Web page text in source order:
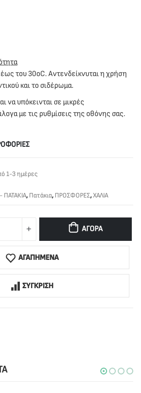
του 30oC. Αντενδείκνυται η χρήση
και το σιδέρωμα.
να υπόκεινται σε μικρές
με τις ρυθμίσεις της οθόνης σας.
1-3 ημέρες
ΠΑΤΑΚΙΑ, Πατάκια, ΠΡΟΣΦΟΡΕΣ,ΧΑΛΙΑ
ΑΓΟΡΆ
ΑΓΑΠΗΜΕΝΑ
ΣΥΓΚΡΙΣΗ